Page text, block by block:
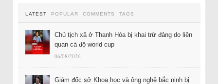
LATEST POPULAR COMMENTS TAGS
Chủ tịch xã ở Thanh Hóa bị khai trừ đảng do liên
quan cá độ world cup
06/08/2026
Giám đốc sở Khoa học và ông nghệ bắc ninh bị